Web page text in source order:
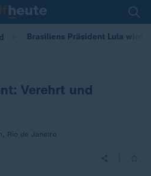
Brasiliens Präsident Lula wird
Verehrt und
Rio de Janeiro